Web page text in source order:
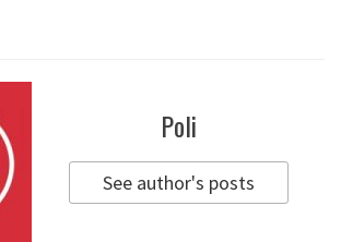
Poli
See author's posts